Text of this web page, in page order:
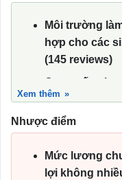
Môi trường
hợp cho các
(145 reviews)
Cung cấp
đào tạo, giúp
cho công việc
được giảm
hàng hóa
Xem thêm
Nhược điểm
Mức lương
lợi không